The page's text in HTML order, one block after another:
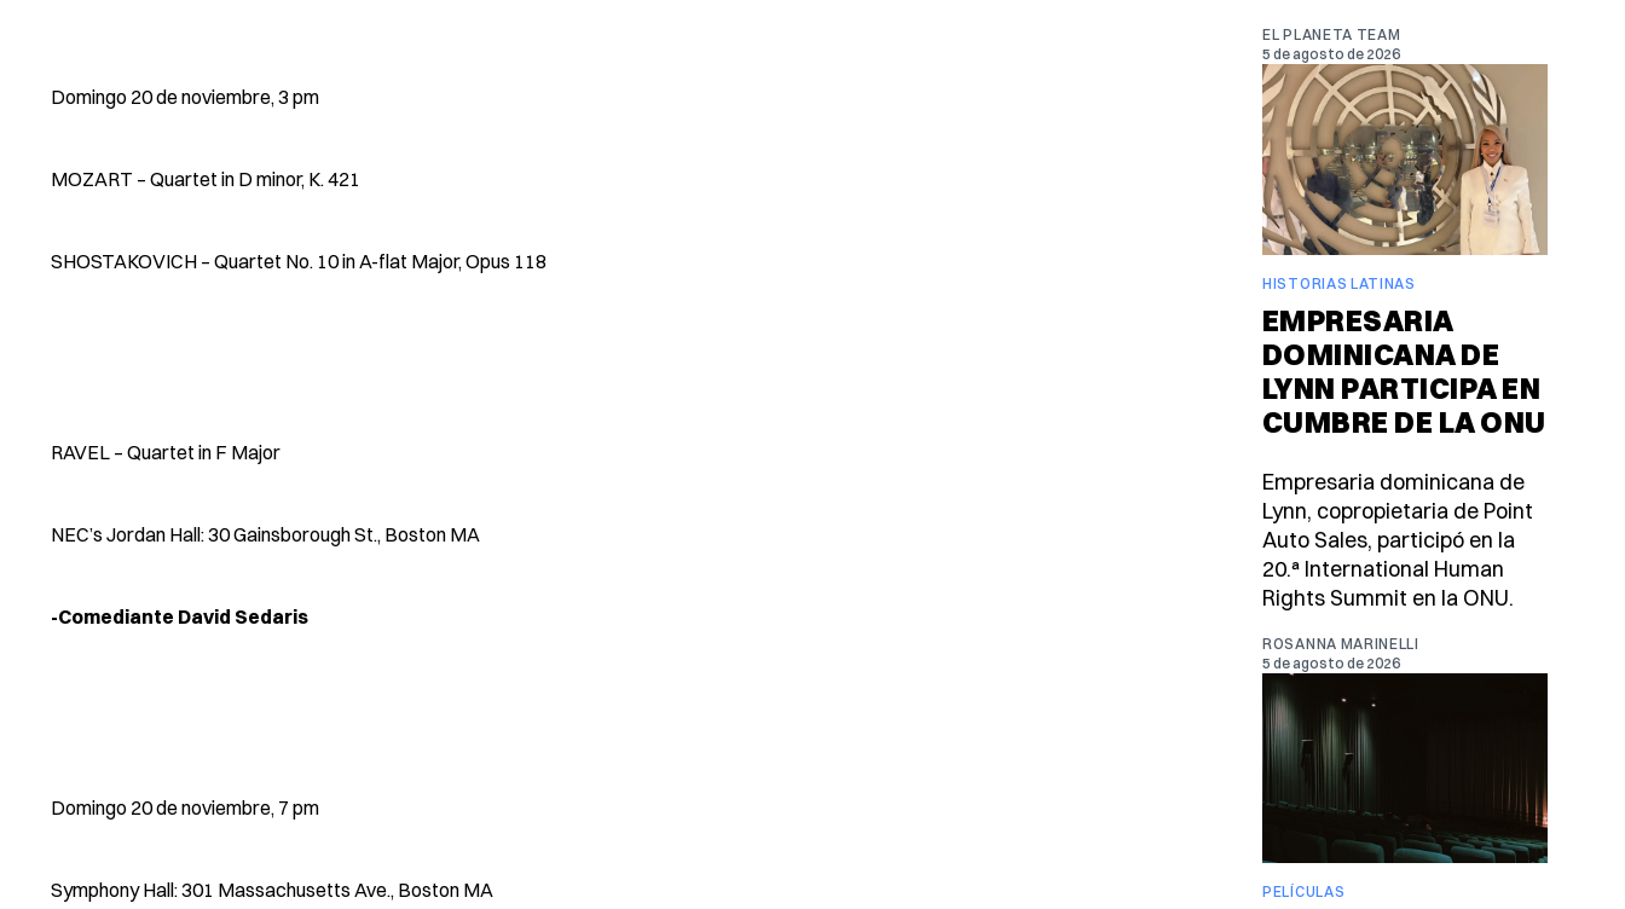
Domingo 20 de noviembre, 3 pm
MOZART – Quartet in D minor, K. 421
SHOSTAKOVICH – Quartet No. 10 in A-flat Major, Opus 118
RAVEL – Quartet in F Major
NEC’s Jordan Hall: 30 Gainsborough St., Boston MA
-Comediante David Sedaris
Domingo 20 de noviembre, 7 pm
Symphony Hall: 301 Massachusetts Ave., Boston MA
EL PLANETA TEAM
5 de agosto de 2026
HISTORIAS LATINAS
EMPRESARIA
DOMINICANA DE
LYNN PARTICIPA EN
CUMBRE DE LA ONU
Empresaria dominicana de
Lynn, copropietaria de Point
Auto Sales, participó en la
20.ª International Human
Rights Summit en la ONU.
ROSANNA MARINELLI
5 de agosto de 2026
PELÍCULAS